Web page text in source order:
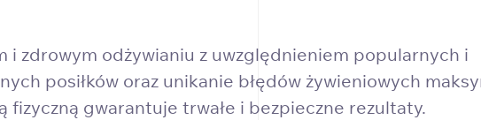
zdrowym odżywianiu z uwzględnieniem popularnych i
posiłków oraz unikanie błędów żywieniowych
gwarantuje trwałe i bezpieczne rezultaty.